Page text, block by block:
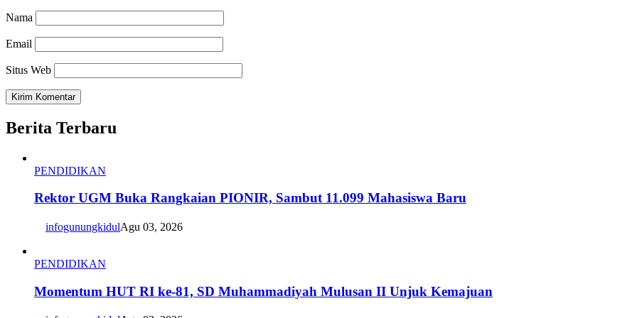
Nama
Email
Situs Web
Berita Terbaru
PENDIDIKAN
Rektor UGM Buka Rangkaian PIONIR, Sambut 11.099 Mahasiswa Baru
infogunungkidulAgu 03, 2026
PENDIDIKAN
Momentum HUT RI ke-81, SD Muhammadiyah Mulusan II Unjuk Kemajuan